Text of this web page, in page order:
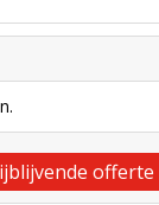
offerte